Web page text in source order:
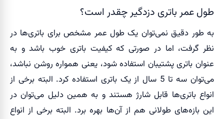
طول عمر باتری دزدگیر چقدر است؟
به طور دقیق نمی‌توان یک طول عمر مشخص برای باتری‌ها در
نظر گرفت، اما در صورتی که کیفیت باتری خوب باشد و به
عنوان باتری پشتیبان استفاده شود، یعنی همواره روشن نباشد،
می‌توان سه تا 5 سال از یک باتری استفاده کرد. البته برخی از
انواع باتری‌ها قابل شارژ هستند و به همین دلیل می‌توان در
این بازه‌های طولانی هم از آن‌ها بهره برد. البته برخی از انواع